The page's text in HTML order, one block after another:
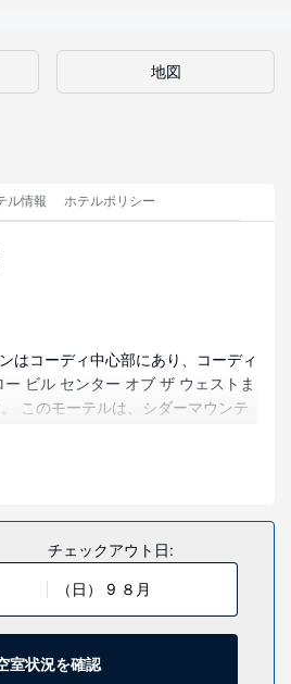
地図
ル情報 ホテルポリシー
はコーディ中心部にあり、コーディ
ビル センター オブ ザ ウェストま
このモーテルは、シダーマウンテ
、冷蔵庫があります。WiFi (無料)
、ケーブルの番組をご覧いただけま
ャワー付き浴槽、ヘアドライヤーが
ーメーカー、アイロン / アイロン
)付きの電話をご利用いただけま
チェックアウト日:
（日） 9 ８月
室状況を確認